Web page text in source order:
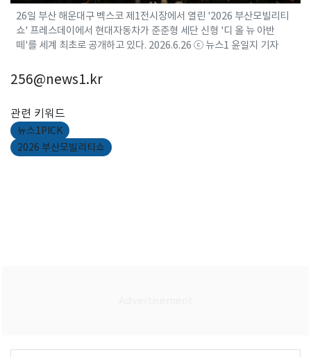
26일 부산 해운대구 벡스코 제1전시장에서 열린 '2026 부산모빌리티
쇼' 프레스데이에서 현대자동차가 준준형 세단 신형 '디 올 뉴 아반
떼'를 세계 최초로 공개하고 있다. 2026.6.26 ⓒ 뉴스1 윤일지 기자
256@news1.kr
관련 키워드
뉴스1PICK
2026 부산모빌리티쇼